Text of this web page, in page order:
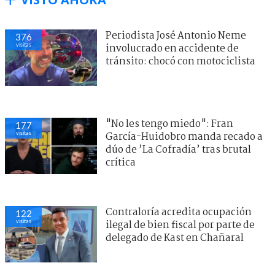
376
visitas
Periodista José Antonio Neme
involucrado en accidente de
tránsito: chocó con motociclista
177
visitas
"No les tengo miedo": Fran
García-Huidobro manda recado a
dúo de ’La Cofradía’ tras brutal
crítica
122
visitas
Contraloría acredita ocupación
ilegal de bien fiscal por parte de
delegado de Kast en Chañaral